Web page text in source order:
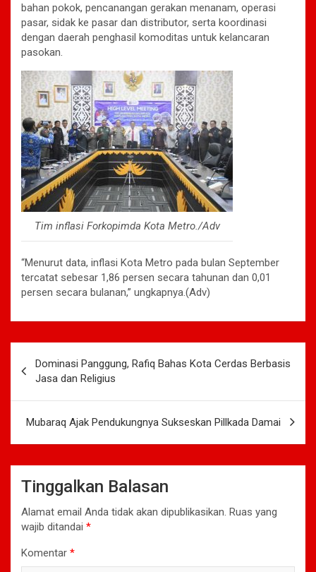
bahan pokok, pencanangan gerakan menanam, operasi
pasar, sidak ke pasar dan distributor, serta koordinasi
dengan daerah penghasil komoditas untuk kelancaran
pasokan.
Tim inflasi Forkopimda Kota Metro./Adv
“Menurut data, inflasi Kota Metro pada bulan September
tercatat sebesar 1,86 persen secara tahunan dan 0,01
persen secara bulanan,” ungkapnya.(Adv)
pos
Dominasi Panggung, Rafiq Bahas Kota Cerdas Berbasis
Jasa dan Religius
Mubaraq Ajak Pendukungnya Sukseskan Pillkada Damai
Tinggalkan Balasan
Alamat email Anda tidak akan dipublikasikan. Ruas yang
wajib ditandai *
Komentar *